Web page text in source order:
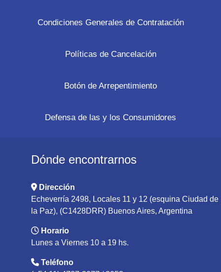
Condiciones Generales de Contratación
Políticas de Cancelación
Botón de Arrepentimiento
Defensa de las y los Consumidores
Dónde encontrarnos
Dirección
Echeverría 2498, Locales 11 y 12 (esquina Ciudad de
la Paz), (C1428DRR) Buenos Aires, Argentina
Horario
Lunes a Viernes 10 a 19 hs.
Teléfono